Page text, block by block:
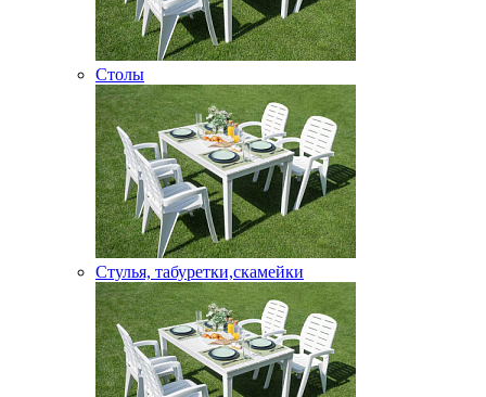
Столы
Стулья, табуретки,скамейки